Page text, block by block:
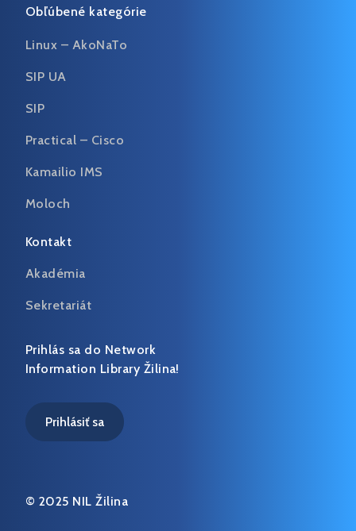
Obľúbené kategórie
Linux – AkoNaTo
SIP UA
SIP
Practical – Cisco
Kamailio IMS
Moloch
Kontakt
Akadémia
Sekretariát
Prihlás sa do Network
Information Library Žilina!
Prihlásiť sa
© 2025 NIL Žilina